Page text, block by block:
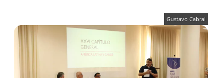
Gustavo Cabral